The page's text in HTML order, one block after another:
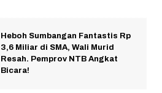
Heboh Sumbangan Fantastis Rp
3,6 Miliar di SMA, Wali Murid
Resah. Pemprov NTB Angkat
Bicara!